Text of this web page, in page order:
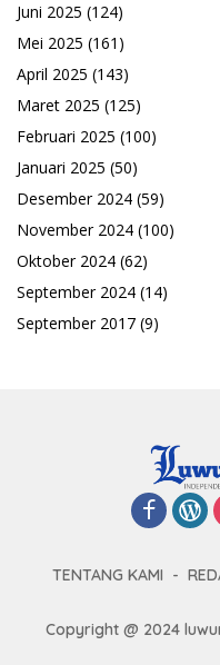
Juni 2025 (124)
Mei 2025 (161)
April 2025 (143)
Maret 2025 (125)
Februari 2025 (100)
Januari 2025 (50)
Desember 2024 (59)
November 2024 (100)
Oktober 2024 (62)
September 2024 (14)
September 2017 (9)
TENTANG KAMI
Copyright @ 2024